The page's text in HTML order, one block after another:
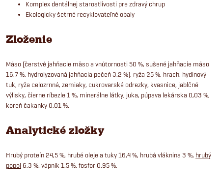
Komplex dentálnej starostlivosti pre zdravý chrup
Ekologicky šetrné recyklovateľné obaly
Zloženie
Mäso (čerstvé jahňacie mäso a vnútornosti 50 %, sušené jahňacie mäso
16,7 %, hydrolyzovaná jahňacia pečeň 3,2 %), ryža 25 %, hrach, hydinový
tuk, ryža celozrnná, zemiaky, cukrovarské odrezky, kvasnice, jablčné
výlisky, čierne ríbezle 1 %, minerálne látky, juka, púpava lekárska 0,03 %,
koreň čakanky 0,01 %.
Analytické zložky
Hrubý proteín 24,5 %, hrubé oleje a tuky 16,4 %, hrubá vláknina 3 %, hrubý
popol 6,3 %, vápnik 1,5 %, fosfor 0,95 %.